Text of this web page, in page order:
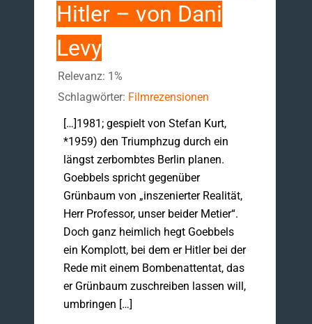
Hitler – von Dani
Levy
Relevanz: 1%
Schlagwörter: Filmrezensionen
[…]1981; gespielt von Stefan Kurt,
*1959) den Triumphzug durch ein
längst zerbombtes Berlin planen.
Goebbels spricht gegenüber
Grünbaum von „inszenierter Realität,
Herr Professor, unser beider Metier“.
Doch ganz heimlich hegt Goebbels
ein Komplott, bei dem er Hitler bei der
Rede mit einem Bombenattentat, das
er Grünbaum zuschreiben lassen will,
umbringen […]